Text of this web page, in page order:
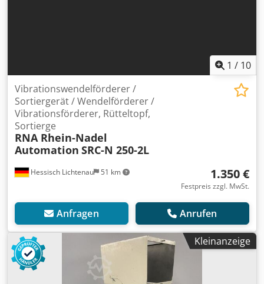
1 / 10
Hessisch Lichtenau 51 km
Vibrationswendelförderer /
Sortiergerät / Wendelförderer /
Vibrationsförderer, Rütteltopf,
Sortierge
RNA Rhein-Nadel
Automation SRC-N 250-2L
1.350 €
Festpreis zzgl. MwSt.
Anfragen Anrufen
Kleinanzeige